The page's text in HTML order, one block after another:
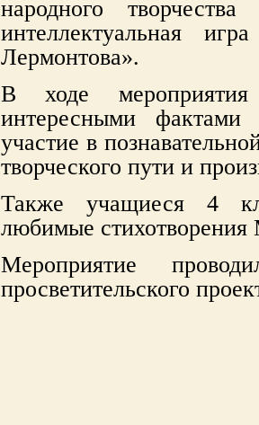
народного
интеллектуальная
Лермонтова».
В ходе
интересными
участие в
творческого пути и
Также учащиеся 4
любимые
Мероприятие
просветительского